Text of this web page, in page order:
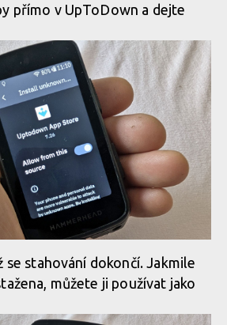
přímo v UpToDown a dejte
se stahování dokončí. Jakmile
můžete ji používat jako